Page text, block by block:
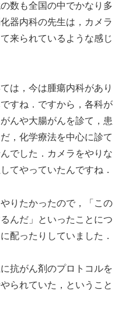
数も全国の中でかなり多
器内科の先生は，カメラ
来られているような感じ
は，今は腫瘍内科があり
すね．ですから，各科が
んや大腸がんを診て，患
，化学療法を中心に診て
でした．カメラをやりな
てやっていたんですね．
りたかったので，「この
んだ」といったことにつ
配ったりしていました．
がん剤のプロトコルを
られていた，ということ